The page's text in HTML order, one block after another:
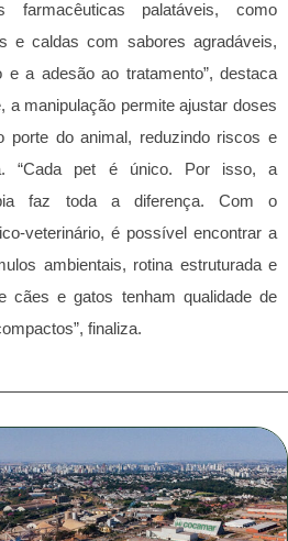
farmacêuticas palatáveis, como
e caldas com sabores agradáveis,
e a adesão ao tratamento”, destaca
a manipulação permite ajustar doses
porte do animal, reduzindo riscos e
“Cada pet é único. Por isso, a
faz toda a diferença. Com o
veterinário, é possível encontrar a
ambientais, rotina estruturada e
cães e gatos tenham qualidade de
finaliza.